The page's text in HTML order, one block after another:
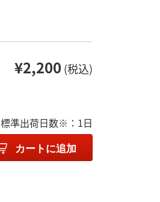
¥2,200 (税込)
標準出荷日数※：1日
カートに追加